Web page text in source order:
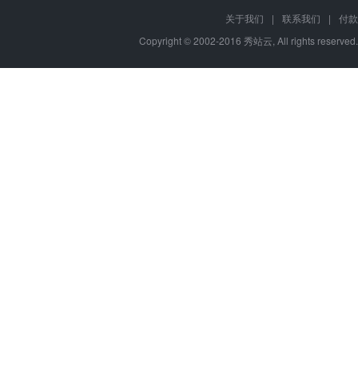
关于我们 | 联系我们 |
付
Copyright © 2002-2016 秀站云, All rights